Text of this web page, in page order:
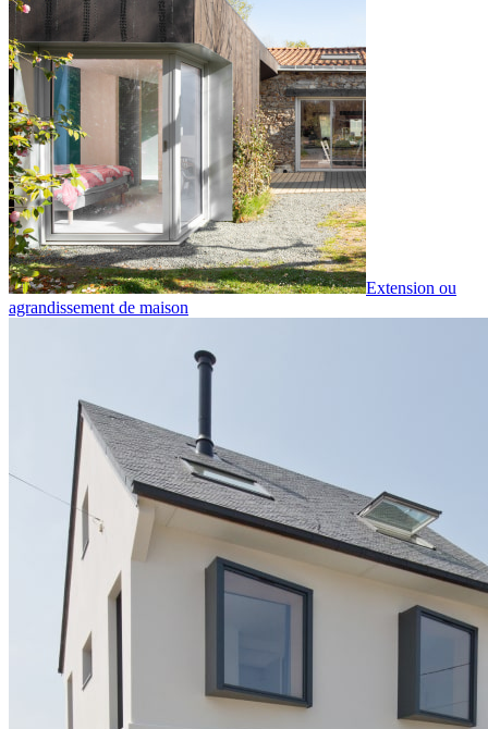
Extension ou
agrandissement de maison